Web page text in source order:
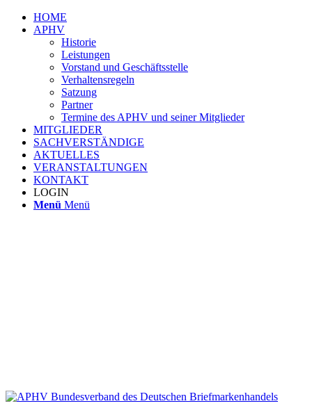
HOME
APHV
Historie
Leistungen
Vorstand und Geschäftsstelle
Verhaltensregeln
Satzung
Partner
Termine des APHV und seiner Mitglieder
MITGLIEDER
SACHVERSTÄNDIGE
AKTUELLES
VERANSTALTUNGEN
KONTAKT
LOGIN
Menü Menü